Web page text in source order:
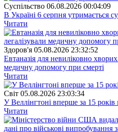
Суспiльство 06.08.2026 00:04:09
В Україні 6 серпня утримається
Читати
Здоров'я 05.08.2026 23:32:52
Евтаназія для невиліковно
медичну допомогу при смерті
Читати
Свiт 05.08.2026 23:03:34
У Веллінгтоні вперше за 15 років
Читати